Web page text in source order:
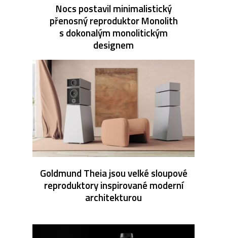
Nocs postavil minimalistický
přenosný reproduktor Monolith
s dokonalým monolitickým
designem
Goldmund Theia jsou velké sloupové
reproduktory inspirované moderní
architekturou